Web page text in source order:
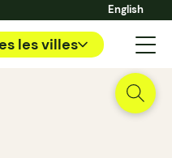
English
les villes